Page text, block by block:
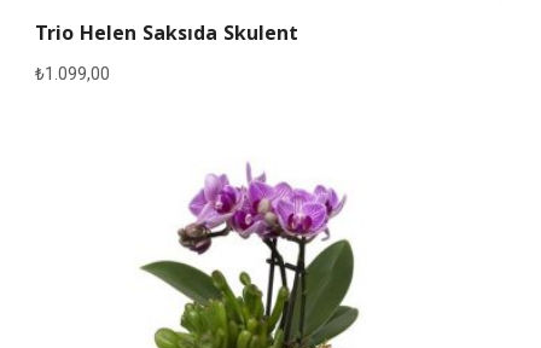
Trio Helen Saksıda Skulent
₺1.099,00